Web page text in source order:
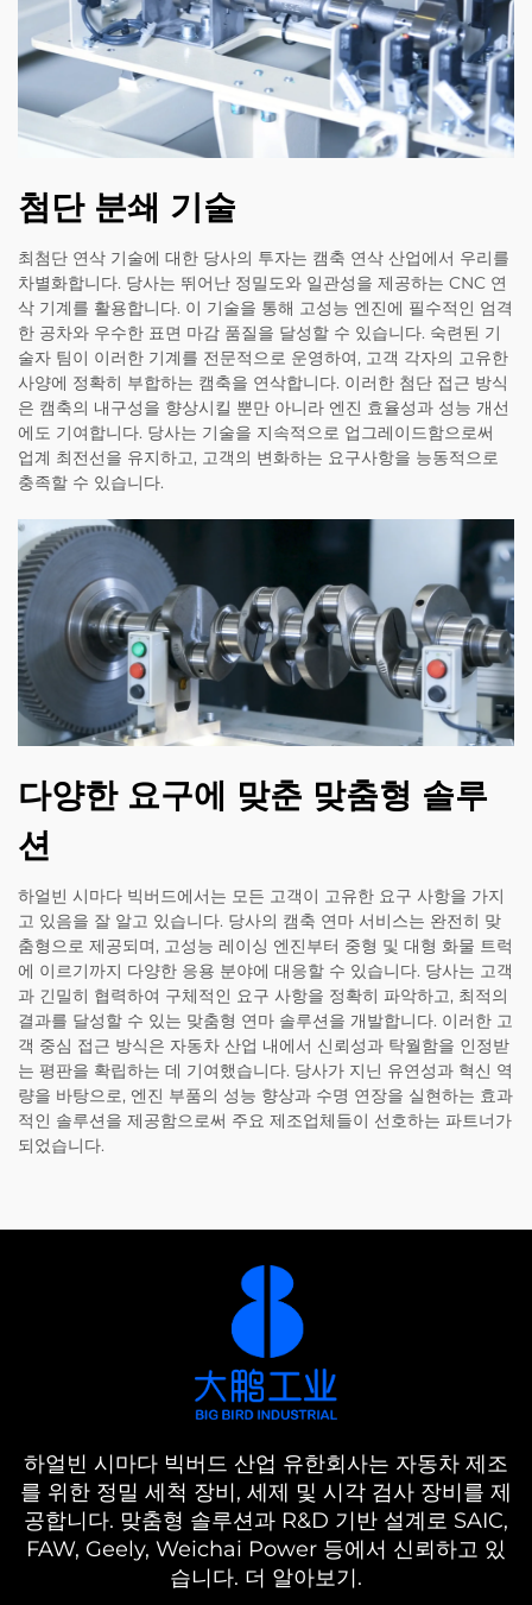
첨단 분쇄 기술
최첨단 연삭 기술에 대한 당사의 투자는 캠축 연삭 산업에서 우리를
차별화합니다. 당사는 뛰어난 정밀도와 일관성을 제공하는 CNC 연
삭 기계를 활용합니다. 이 기술을 통해 고성능 엔진에 필수적인 엄격
한 공차와 우수한 표면 마감 품질을 달성할 수 있습니다. 숙련된 기
술자 팀이 이러한 기계를 전문적으로 운영하여, 고객 각자의 고유한
사양에 정확히 부합하는 캠축을 연삭합니다. 이러한 첨단 접근 방식
은 캠축의 내구성을 향상시킬 뿐만 아니라 엔진 효율성과 성능 개선
에도 기여합니다. 당사는 기술을 지속적으로 업그레이드함으로써
업계 최전선을 유지하고, 고객의 변화하는 요구사항을 능동적으로
충족할 수 있습니다.
다양한 요구에 맞춘 맞춤형 솔루
션
하얼빈 시마다 빅버드에서는 모든 고객이 고유한 요구 사항을 가지
고 있음을 잘 알고 있습니다. 당사의 캠축 연마 서비스는 완전히 맞
춤형으로 제공되며, 고성능 레이싱 엔진부터 중형 및 대형 화물 트럭
에 이르기까지 다양한 응용 분야에 대응할 수 있습니다. 당사는 고객
과 긴밀히 협력하여 구체적인 요구 사항을 정확히 파악하고, 최적의
결과를 달성할 수 있는 맞춤형 연마 솔루션을 개발합니다. 이러한 고
객 중심 접근 방식은 자동차 산업 내에서 신뢰성과 탁월함을 인정받
는 평판을 확립하는 데 기여했습니다. 당사가 지닌 유연성과 혁신 역
량을 바탕으로, 엔진 부품의 성능 향상과 수명 연장을 실현하는 효과
적인 솔루션을 제공함으로써 주요 제조업체들이 선호하는 파트너가
되었습니다.
하얼빈 시마다 빅버드 산업 유한회사는 자동차 제조
를 위한 정밀 세척 장비, 세제 및 시각 검사 장비를 제
공합니다. 맞춤형 솔루션과 R&D 기반 설계로 SAIC,
FAW, Geely, Weichai Power 등에서 신뢰하고 있
습니다. 더 알아보기.